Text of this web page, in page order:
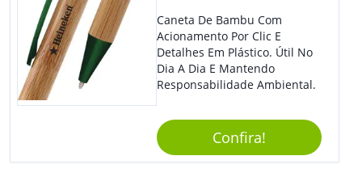
Caneta De Bambu Com
Acionamento Por Clic E
Detalhes Em Plástico. Útil No
Dia A Dia E Mantendo
Responsabilidade Ambiental.
Confira!